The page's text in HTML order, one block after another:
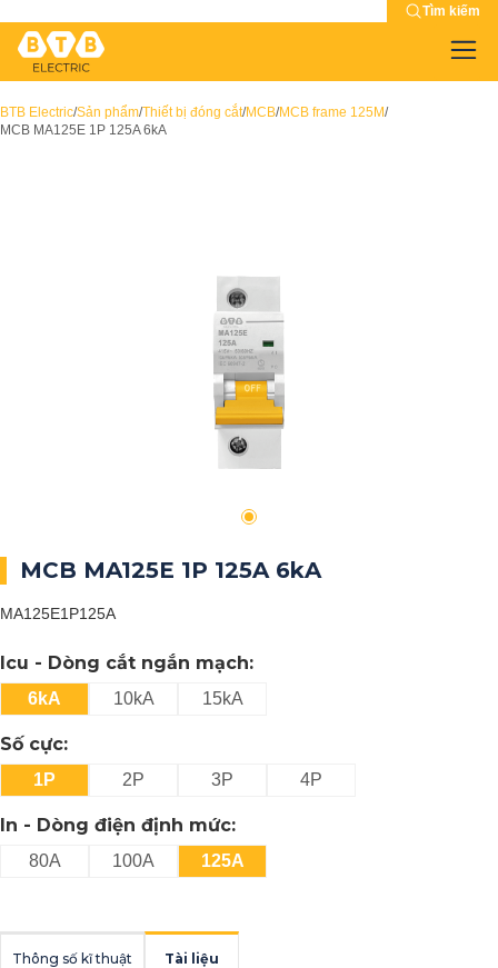
Tìm kiếm
BTB Electric/Sản phẩm/Thiết bị đóng cắt/MCB/MCB frame 125M/
MCB MA125E 1P 125A 6kA
MCB MA125E 1P 125A 6kA
MA125E1P125A
Icu - Dòng cắt ngắn mạch:
6kA 10kA 15kA
Số cực:
1P 2P 3P 4P
In - Dòng điện định mức:
80A 100A 125A
Thông số kĩ thuật Tài liệu